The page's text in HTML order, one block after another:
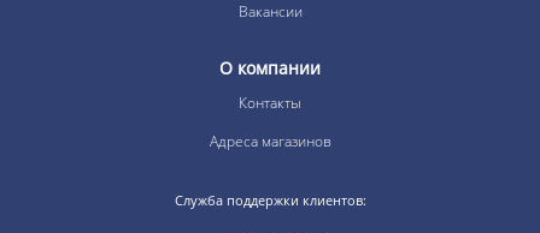
Вакансии
О компании
Контакты
Адреса магазинов
Служба поддержки клиентов: